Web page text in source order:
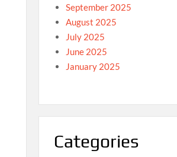
September 2025
August 2025
July 2025
June 2025
January 2025
Categories